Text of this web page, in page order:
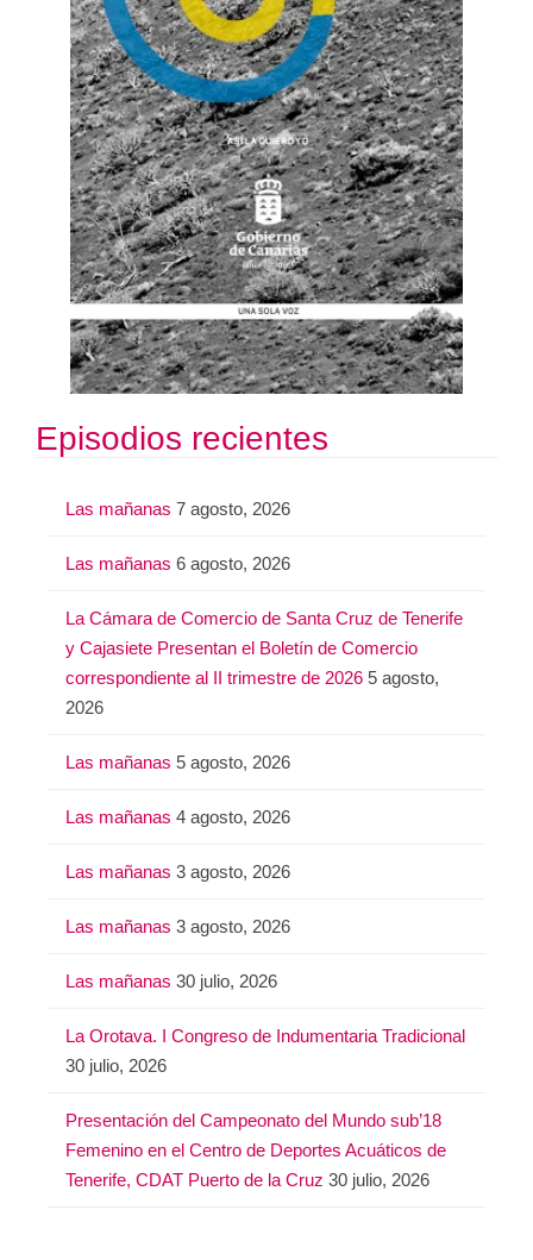
Episodios recientes
Las mañanas 7 agosto, 2026
Las mañanas 6 agosto, 2026
La Cámara de Comercio de Santa Cruz de Tenerife
y Cajasiete Presentan el Boletín de Comercio
correspondiente al II trimestre de 2026 5 agosto,
2026
Las mañanas 5 agosto, 2026
Las mañanas 4 agosto, 2026
Las mañanas 3 agosto, 2026
Las mañanas 3 agosto, 2026
Las mañanas 30 julio, 2026
La Orotava. I Congreso de Indumentaria Tradicional
30 julio, 2026
Presentación del Campeonato del Mundo sub’18
Femenino en el Centro de Deportes Acuáticos de
Tenerife, CDAT Puerto de la Cruz 30 julio, 2026